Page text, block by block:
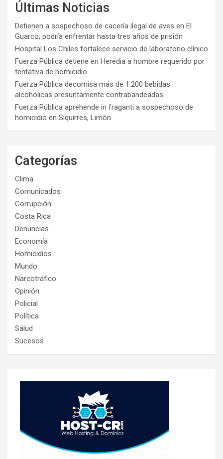
Últimas Noticias
Detienen a sospechoso de cacería ilegal de aves en El
Guarco; podría enfrentar hasta tres años de prisión
Hospital Los Chiles fortalece servicio de laboratorio clínico
Fuerza Pública detiene en Heredia a hombre requerido por
tentativa de homicidio
Fuerza Pública decomisa más de 1.200 bebidas
alcohólicas presuntamente contrabandeadas
Fuerza Pública aprehende in fraganti a sospechoso de
homicidio en Siquirres, Limón
Categorías
Clima
Comunicados
Corrupción
Costa Rica
Denuncias
Economía
Homicidios
Mundo
Narcotráfico
Opinión
Policial
Política
Salud
Sucesos